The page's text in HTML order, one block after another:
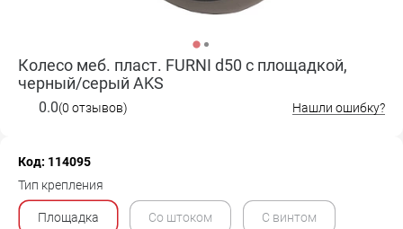
Колесо меб. пласт. FURNI d50 с площадкой,
черный/серый AKS
0.0(0 отзывов) Нашли ошибку?
Код: 114095
Тип крепления
Площадка Со штоком С винтом